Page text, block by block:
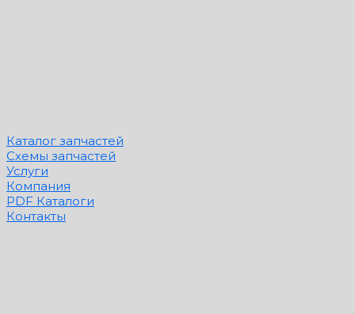
Каталог запчастей
Схемы запчастей
Услуги
Компания
PDF Каталоги
Контакты